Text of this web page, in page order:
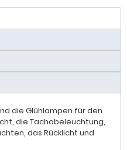
die Glühlampen für den
die Tachobeleuchtung,
das Rücklicht und